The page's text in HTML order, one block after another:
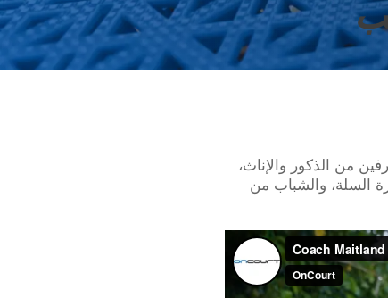
من الذكور والإناث،
السلة، والشباب من